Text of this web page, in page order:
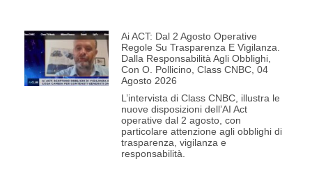
Ai ACT: Dal 2 Agosto Operative
Regole Su Trasparenza E Vigilanza.
Dalla Responsabilità Agli Obblighi,
Con O. Pollicino, Class CNBC, 04
Agosto 2026
L’intervista di Class CNBC, illustra le
nuove disposizioni dell’AI Act
operative dal 2 agosto, con
particolare attenzione agli obblighi di
trasparenza, vigilanza e
responsabilità.